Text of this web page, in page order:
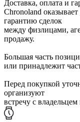
Доставка, оплата и
Chronoland
гарантию сделок
между физлицами,
продажу.
Большая часть
или принадлежит
Перед покупкой
организуют
встречу с